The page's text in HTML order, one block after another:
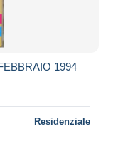
1994
Residenziale